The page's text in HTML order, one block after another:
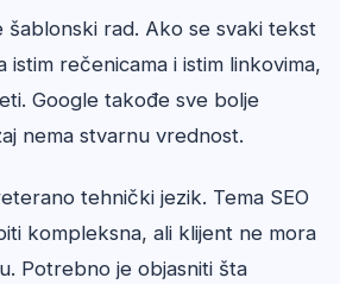
šablonski rad. Ako se svaki tekst
istim rečenicama i istim linkovima,
Google takođe sve bolje
nema stvarnu vrednost.
tehnički jezik. Tema SEO
kompleksna, ali klijent ne mora
Potrebno je objasniti šta